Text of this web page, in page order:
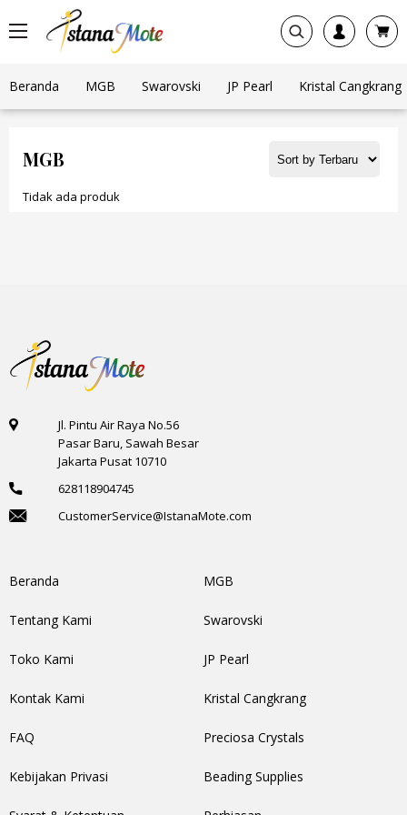
Beranda MGB Swarovski JP Pearl Kristal Cangkrang
MGB
Tidak ada produk
Jl. Pintu Air Raya No.56
Pasar Baru, Sawah Besar
Jakarta Pusat 10710
628118904745
CustomerService@IstanaMote.com
Beranda
Tentang Kami
Toko Kami
Kontak Kami
FAQ
Kebijakan Privasi
MGB
Swarovski
JP Pearl
Kristal Cangkrang
Preciosa Crystals
Beading Supplies